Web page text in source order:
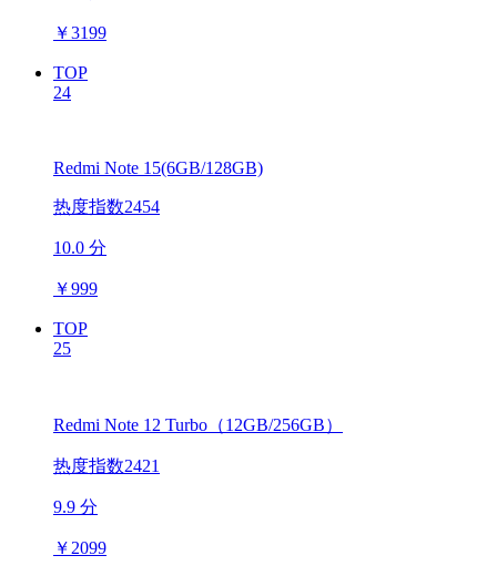
￥3199
TOP
24
Redmi Note 15(6GB/128GB)
热度指数2454
10.0 分
￥999
TOP
25
Redmi Note 12 Turbo（12GB/256GB）
热度指数2421
9.9 分
￥ 2099